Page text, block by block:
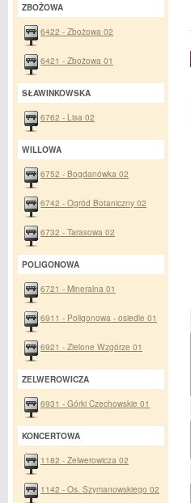
ZBOŻOWA
6422 - Zbożowa 02
6421 - Zbożowa 01
SŁAWINKOWSKA
6762 - Lisa 02
WILLOWA
6752 - Bogdanówka 02
6742 - Ogród Botaniczny 02
6732 - Tarasowa 02
POLIGONOWA
6721 - Mineralna 01
6911 - Poligonowa - osiedle 01
6921 - Zielone Wzgórze 01
ZELWEROWICZA
6931 - Górki Czechowskie 01
KONCERTOWA
1182 - Zelwerowicza 02
1142 - Os. Szymanowskiego 02